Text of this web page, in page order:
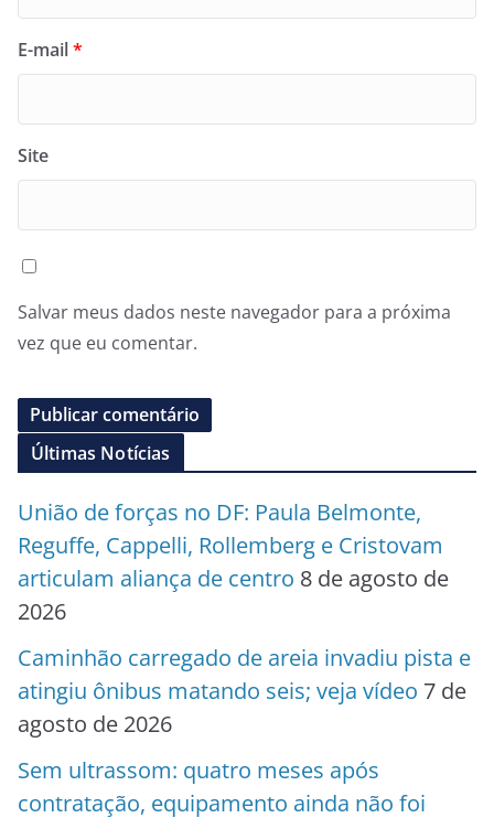
E-mail*
Site
Salvar meus dados neste navegador para a próxima
vez que eu comentar.
Últimas Notícias
União de forças no DF: Paula Belmonte,
Reguffe, Cappelli, Rollemberg e Cristovam
articulam aliança de centro 8 de agosto de
2026
Caminhão carregado de areia invadiu pista e
atingiu ônibus matando seis; veja vídeo 7 de
agosto de 2026
Sem ultrassom: quatro meses após
contratação, equipamento ainda não foi